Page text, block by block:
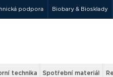
podpora Biobary & Biosklady
technika Spotřební materiál